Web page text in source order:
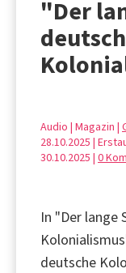
"Der
Audio | Magazin |
28.10.2025 |
30.10.2025 | 0
In "Der lange
deutsche